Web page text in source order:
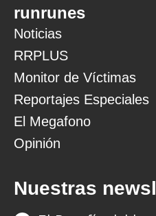
runrunes
Noticias
RRPLUS
Monitor de Víctimas
Reportajes Especiales
El Megafono
Opinión
Nuestras